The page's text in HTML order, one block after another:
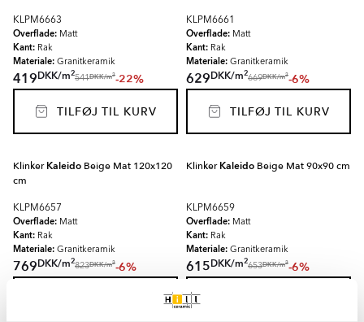
KLPM6663
Overflade: Matt
Kant: Rak
Materiale: Granitkeramik
419DKK/m2
541DKK/m2-22%
TILFØJ TIL KURV
KLPM6661
Overflade: Matt
Kant: Rak
Materiale: Granitkeramik
629DKK/m2
669DKK/m2-6%
TILFØJ TIL KURV
KlinkerKaleido Beige Mat 120x120
cm
KLPM6657
Overflade: Matt
Kant: Rak
Materiale: Granitkeramik
769DKK/m2
823DKK/m2-6%
KlinkerKaleido Beige Mat 90x90 cm
KLPM6659
Overflade: Matt
Kant: Rak
Materiale: Granitkeramik
615DKK/m2
653DKK/m2-6%